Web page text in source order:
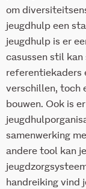
om
jeugdhulp een
jeugdhulp is er
casussen stil
referentiekaders
verschillen, toch
bouwen. Ook is
samenwerking
andere tool kan
handreiking vind